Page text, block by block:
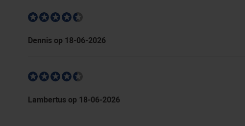
Dennis op 18-06-2026
Lambertus op 18-06-2026